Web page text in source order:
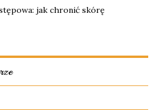
jak chronić skórę